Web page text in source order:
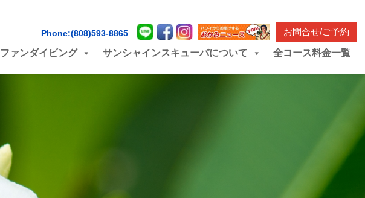
Phone:(808)593-8865 お問合せ/ご予約
ファンダイビング サンシャインスキューバについて 全コース料金一覧